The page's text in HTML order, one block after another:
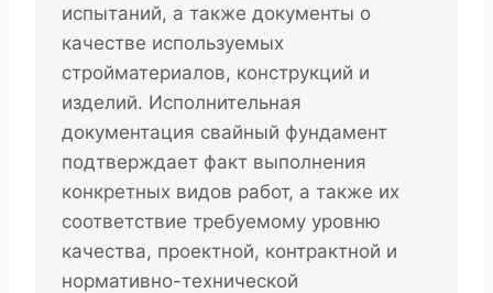
испытаний, а также документы о
качестве используемых
стройматериалов, конструкций и
изделий. Исполнительная
документация свайный фундамент
подтверждает факт выполнения
конкретных видов работ, а также их
соответствие требуемому уровню
качества, проектной, контрактной и
нормативно-технической